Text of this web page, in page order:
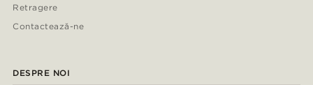
Retragere
Contactează-ne
DESPRE NOI